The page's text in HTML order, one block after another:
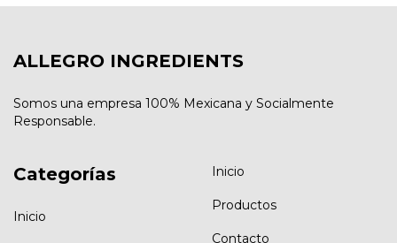
ALLEGRO INGREDIENTS
Somos una empresa 100% Mexicana y Socialmente
Responsable.
Categorías
Inicio
Inicio
Productos
Contacto